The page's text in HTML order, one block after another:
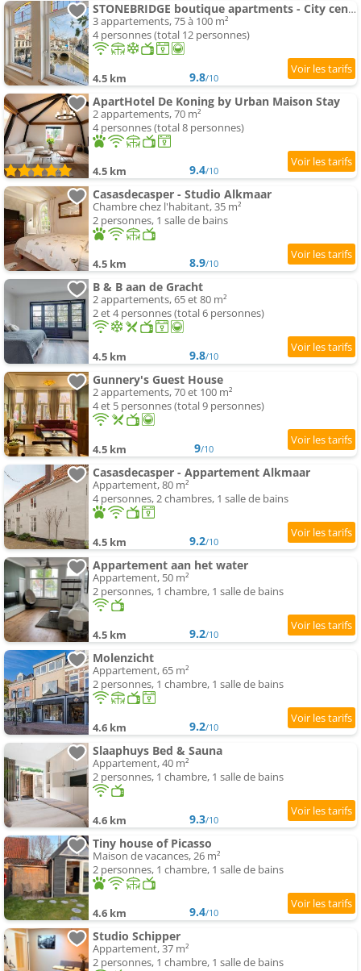
STONEBRIDGE boutique apartments - City centre
3 appartements, 75 à 100 m²
4 personnes (total 12 personnes)
4.5 km 9.8/10
ApartHotel De Koning by Urban Maison Stay
2 appartements, 70 m²
4 personnes (total 8 personnes)
4.5 km 9.4/10
Casasdecasper - Studio Alkmaar
Chambre chez l'habitant, 35 m²
2 personnes, 1 salle de bains
4.5 km 8.9/10
B & B aan de Gracht
2 appartements, 65 et 80 m²
2 et 4 personnes (total 6 personnes)
4.5 km 9.8/10
Gunnery's Guest House
2 appartements, 70 et 100 m²
4 et 5 personnes (total 9 personnes)
4.5 km 9/10
Casasdecasper - Appartement Alkmaar
Appartement, 80 m²
4 personnes, 2 chambres, 1 salle de bains
4.5 km 9.2/10
Appartement aan het water
Appartement, 50 m²
2 personnes, 1 chambre, 1 salle de bains
4.5 km 9.2/10
Molenzicht
Appartement, 65 m²
2 personnes, 1 chambre, 1 salle de bains
4.6 km 9.2/10
Slaaphuys Bed & Sauna
Appartement, 40 m²
2 personnes, 1 chambre, 1 salle de bains
4.6 km 9.3/10
Tiny house of Picasso
Maison de vacances, 26 m²
2 personnes, 1 chambre, 1 salle de bains
4.6 km 9.4/10
Studio Schipper
Appartement, 37 m²
2 personnes, 1 chambre, 1 salle de bains